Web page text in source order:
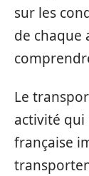
sur les
de chaque
Le
activité qui
française